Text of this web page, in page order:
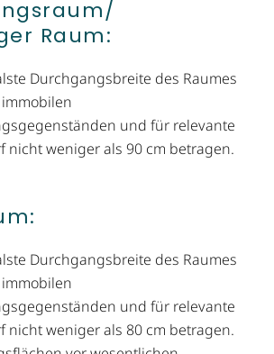
Raum:
Durchgangsbreite des Raumes
und für relevante
nicht weniger als 90 cm betragen.
Durchgangsbreite des Raumes
und für relevante
nicht weniger als 80 cm betragen.